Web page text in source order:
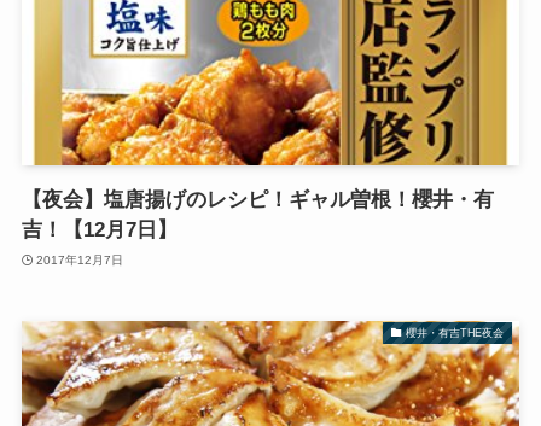
【夜会】塩唐揚げのレシピ！ギャル曽根！櫻井・有
吉！【12月7日】
2017年12月7日
櫻井・有吉THE夜会